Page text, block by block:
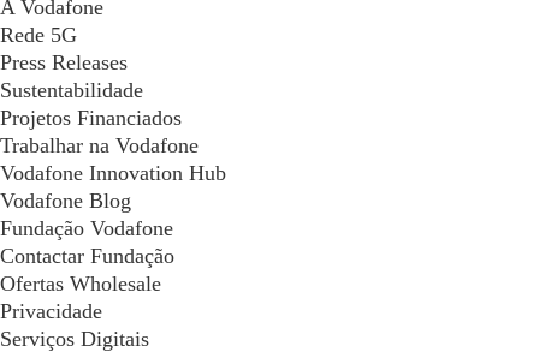
A Vodafone
Rede 5G
Press Releases
Sustentabilidade
Projetos Financiados
Trabalhar na Vodafone
Vodafone Innovation Hub
Vodafone Blog
Fundação Vodafone
Contactar Fundação
Ofertas Wholesale
Privacidade
Serviços Digitais